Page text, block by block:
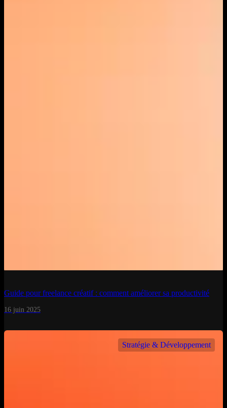
Guide pour freelance créatif : comment améliorer sa productivité
16 juin 2025
Stratégie & Développement